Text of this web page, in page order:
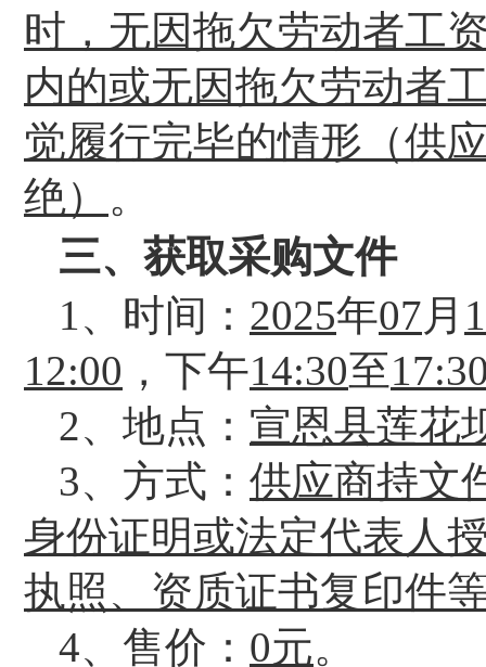
时，无因拖欠劳动者工
内的或无因拖欠劳动者
觉履行完毕的情形（供
绝） 。
三、获取采购文件
1、 时间： 2025年07月
12:00 ，下午14:30至
2、地点： 宣恩县莲花
3、 方式： 供应商持文
身份证明或法定代表人
执照、 资质证书复印件
4、 售价： 0元。